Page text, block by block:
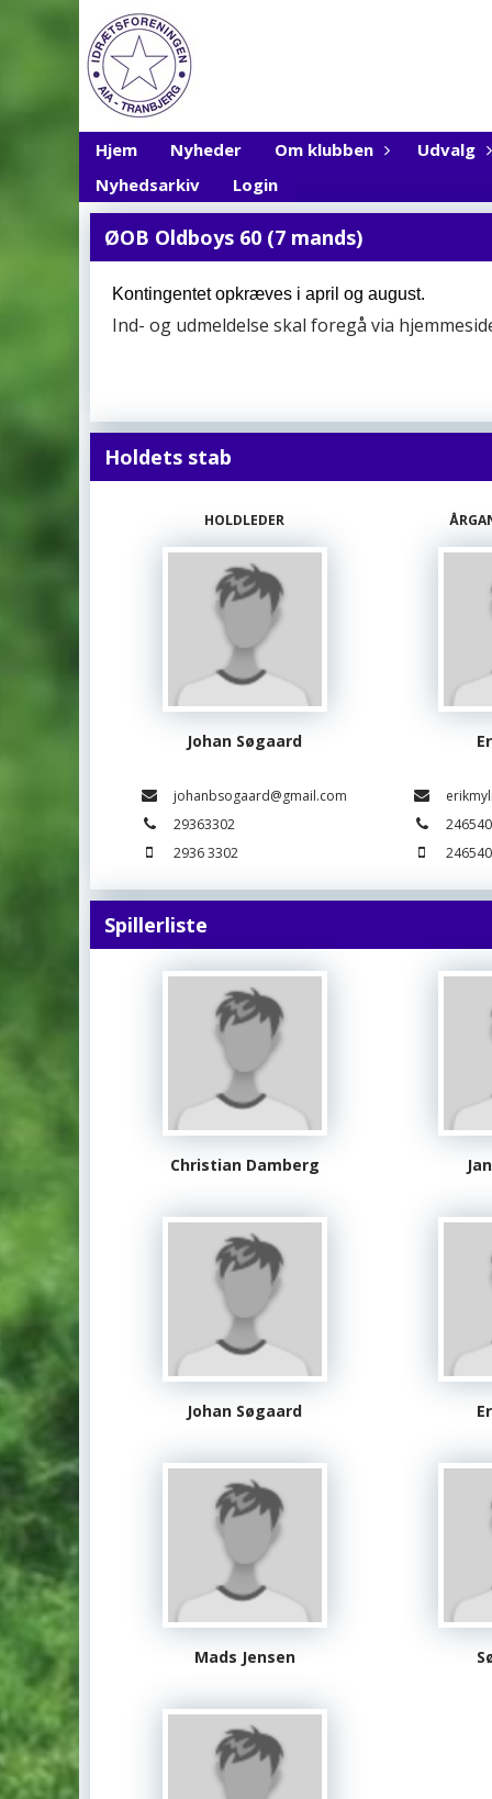
Hjem Nyheder Om klubben
Udvalg
Nyhedsarkiv
Login
ØOB Oldboys 60 (7 mands)
Kontingentet opkræves i april og august.
Ind- og udmeldelse skal foregå via
Holdets stab
HOLDLEDER
Johan Søgaard
johanbsogaard@gmail.com
29363302
2936 3302
Spillerliste
Christian Damberg
Johan Søgaard
Mads Jensen